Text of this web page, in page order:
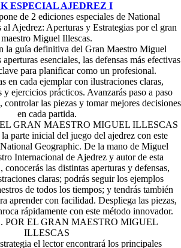
ESPECIAL AJEDREZ I
de 2 ediciones especiales de National
al Ajedrez: Aperturas y Estrategias por el gran
maestro Miguel Illescas.
la guía definitiva del Gran Maestro Miguel
esenciales, las defensas más efectivas
para planificar como un profesional.
en cada ejemplar con ilustraciones claras,
y ejercicios prácticos. Avanzarás paso a paso
controlar las piezas y tomar mejores decisiones
en cada partida.
GRAN MAESTRO MIGUEL ILLESCAS
parte inicial del juego del ajedrez con este
Geographic. De la mano de Miguel
Internacional de Ajedrez y autor de esta
conocerás las distintas aperturas y defensas,
claras; podrás seguir los ejemplos
de todos los tiempos; y tendrás también
aprender con facilidad. Despliega las piezas,
rápidamente con este método innovador.
POR EL GRAN MAESTRO MIGUEL
ILLESCAS
el lector encontrará los principales